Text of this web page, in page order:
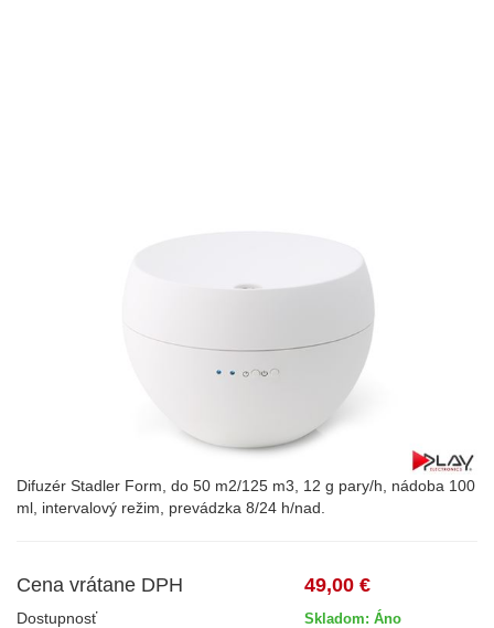
Difuzér Stadler Form, do 50 m2/125 m3, 12 g pary/h, nádoba 100
ml, intervalový režim, prevádzka 8/24 h/nad.
Cena vrátane DPH 49,00 €
Dostupnosť Skladom: Áno